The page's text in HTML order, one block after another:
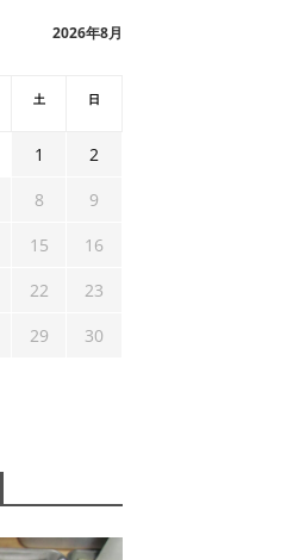
2026年8月
土 日
1
2
8
9
15
16
22
23
29
30